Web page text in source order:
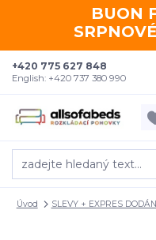
BUON
+420 775 627 848
English: +420 737 380 990
Úvod SLEVY + EXPRES